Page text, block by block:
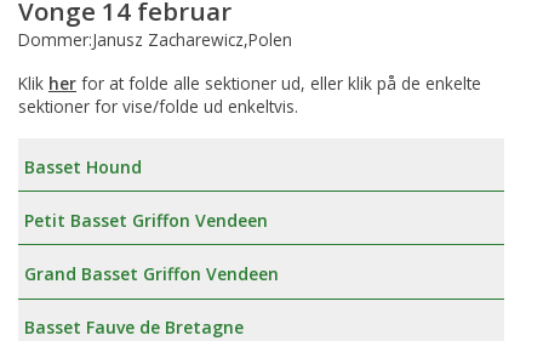
Vonge 14 februar
Dommer:Janusz Zacharewicz,Polen
Klik her for at folde alle sektioner ud, eller klik på de enkelte
sektioner for vise/folde ud enkeltvis.
Basset Hound
Petit Basset Griffon Vendeen
Grand Basset Griffon Vendeen
Basset Fauve de Bretagne